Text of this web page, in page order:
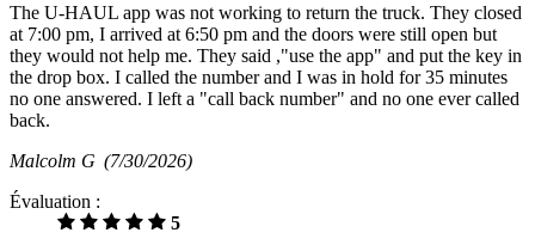
The U-HAUL app was not working to return the truck. They closed
at 7:00 pm, I arrived at 6:50 pm and the doors were still open but
they would not help me. They said ,"use the app" and put the key in
the drop box. I called the number and I was in hold for 35 minutes
no one answered. I left a "call back number" and no one ever called
back.
Malcolm G (7/30/2026)
Évaluation :
5